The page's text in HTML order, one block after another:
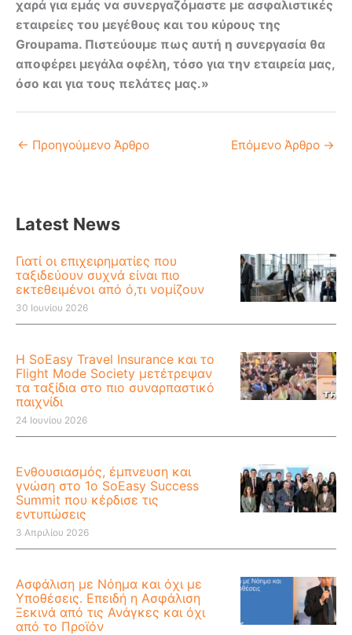
χαρά για εμάς να συνεργαζόμαστε με ασφαλιστικές
εταιρείες του μεγέθους και του κύρους της
Groupama. Πιστεύουμε πως αυτή η συνεργασία θα
αποφέρει μεγάλα οφέλη, τόσο για την εταιρεία μας,
όσο και για τους πελάτες μας.»
← Προηγούμενο Άρθρο Επόμενο Άρθρο →
Latest News
Γιατί οι επιχειρηματίες που
ταξιδεύουν συχνά είναι πιο
εκτεθειμένοι από ό,τι νομίζουν
30 Ιουνίου 2026
Η SoEasy Travel Insurance και το
Flight Mode Society μετέτρεψαν
τα ταξίδια στο πιο συναρπαστικό
παιχνίδι
24 Ιουνίου 2026
Ενθουσιασμός, έμπνευση και
γνώση στο 1ο SoEasy Success
Summit που κέρδισε τις
εντυπώσεις
3 Απριλίου 2026
Ασφάλιση με Νόημα και όχι με
Υποθέσεις. Επειδή η Ασφάλιση
Ξεκινά από τις Ανάγκες και όχι
από το Προϊόν